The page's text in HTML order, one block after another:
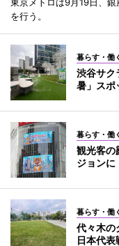
を行う。
暮らす・働
渋谷サク
暑」スポ
暮らす・働
観光客の
ジョン
暮らす・働
代々木
日本代表